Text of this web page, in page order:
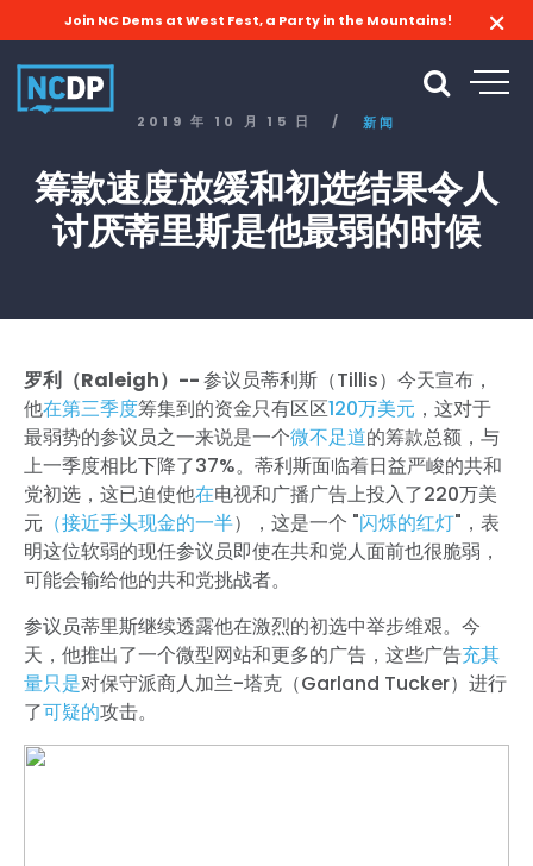
Join NC Dems at West Fest, a Party in the Mountains!
2019 年 10 月 15 日 / 新闻
筹款速度放缓和初选结果令人
讨厌蒂里斯是他最弱的时候
罗利（Raleigh）--参议员蒂利斯（Tillis）今天宣布，
他在第三季度筹集到的资金只有区区120万美元 ，这对于
最弱势的参议员之一来说是一个微不足道的筹款总额，与
上一季度相比下降了37%。蒂利斯面临着日益严峻的共和
党初选，这已迫使他在电视和广播广告上投入了220万美
元 （接近手头现金的一半），这是一个 "闪烁的红灯"，表
明这位软弱的现任参议员即使在共和党人面前也很脆弱，
可能会输给他的共和党挑战者。
参议员蒂里斯继续透露他在激烈的初选中举步维艰。今
天，他推出了一个微型网站和更多的广告，这些广告充其
量只是对保守派商人加兰-塔克（Garland Tucker）进行
了可疑的攻击。